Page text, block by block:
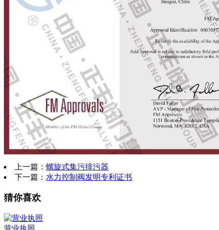
上一篇： 螺旋式集污排污器
下一篇： 水力控制阀发明专利证书
猜你喜欢
营业执照